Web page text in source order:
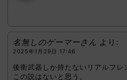
名無しのゲーマーさん より:
2025年1月29日 17:46
後衛武器しか持たないリアルフレ
この説はないと思う。